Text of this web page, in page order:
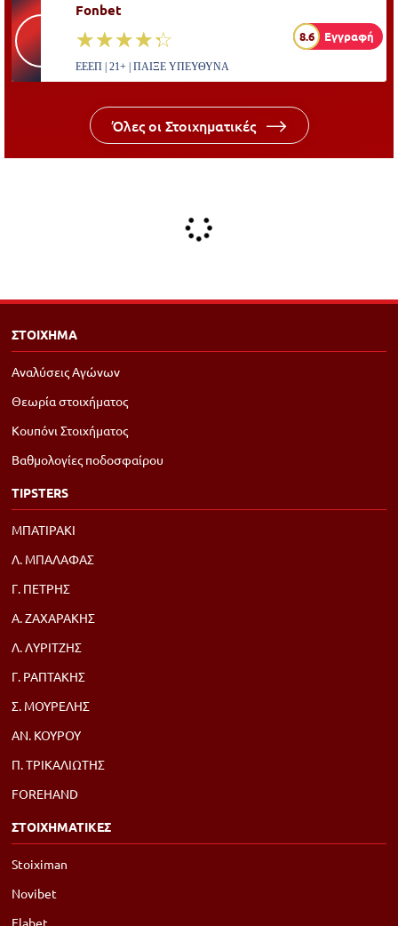
Fonbet
☆☆☆☆☆
★★★★★ 8.6 Εγγραφή
ΕΕΕΠ | 21+ | ΠΑΙΞΕ ΥΠΕΥΘΥΝΑ
Όλες οι Στοιχηματικές
ΣΤΟΙΧΗΜΑ
Αναλύσεις Αγώνων
Θεωρία στοιχήματος
Κουπόνι Στοιχήματος
Βαθμολογίες ποδοσφαίρου
TIPSTERS
ΜΠΑΤΙΡΑΚΙ
Λ. ΜΠΑΛΑΦΑΣ
Γ. ΠΕΤΡΗΣ
Α. ΖΑΧΑΡΑΚΗΣ
Λ. ΛΥΡΙΤΖΗΣ
Γ. ΡΑΠΤΑΚΗΣ
Σ. ΜΟΥΡΕΛΗΣ
ΑΝ. ΚΟΥΡΟΥ
Π. ΤΡΙΚΑΛΙΩΤΗΣ
FOREHAND
ΣΤΟΙΧΗΜΑΤΙΚΕΣ
Stoiximan
Novibet
Elabet